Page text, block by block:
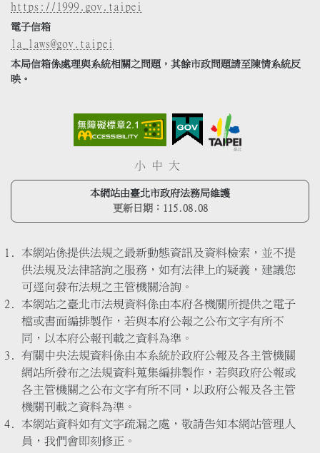
https://1999.gov.taipei
電子信箱
la_laws@gov.taipei
本局信箱係處理與系統相關之問題，其餘市政問題請至陳情系統反
映。
小 中 大
本網站由臺北市政府法務局維護
更新日期： 115.08.08
本網站係提供法規之最新動態資訊及資料檢索，並不提
供法規及法律諮詢之服務，如有法律上的疑義，建議您
可逕向發布法規之主管機關洽詢。
本網站之臺北市法規資料係由本府各機關所提供之電子
檔或書面編排製作，若與本府公報之公布文字有所不
同，以本府公報刊載之資料為準。
有關中央法規資料係由本系統於政府公報及各主管機關
網站所發布之法規資料蒐集編排製作，若與政府公報或
各主管機關之公布文字有所不同，以政府公報及各主管
機關刊載之資料為準。
本網站資料如有文字疏漏之處，敬請告知本網站管理人
員，我們會即刻修正。